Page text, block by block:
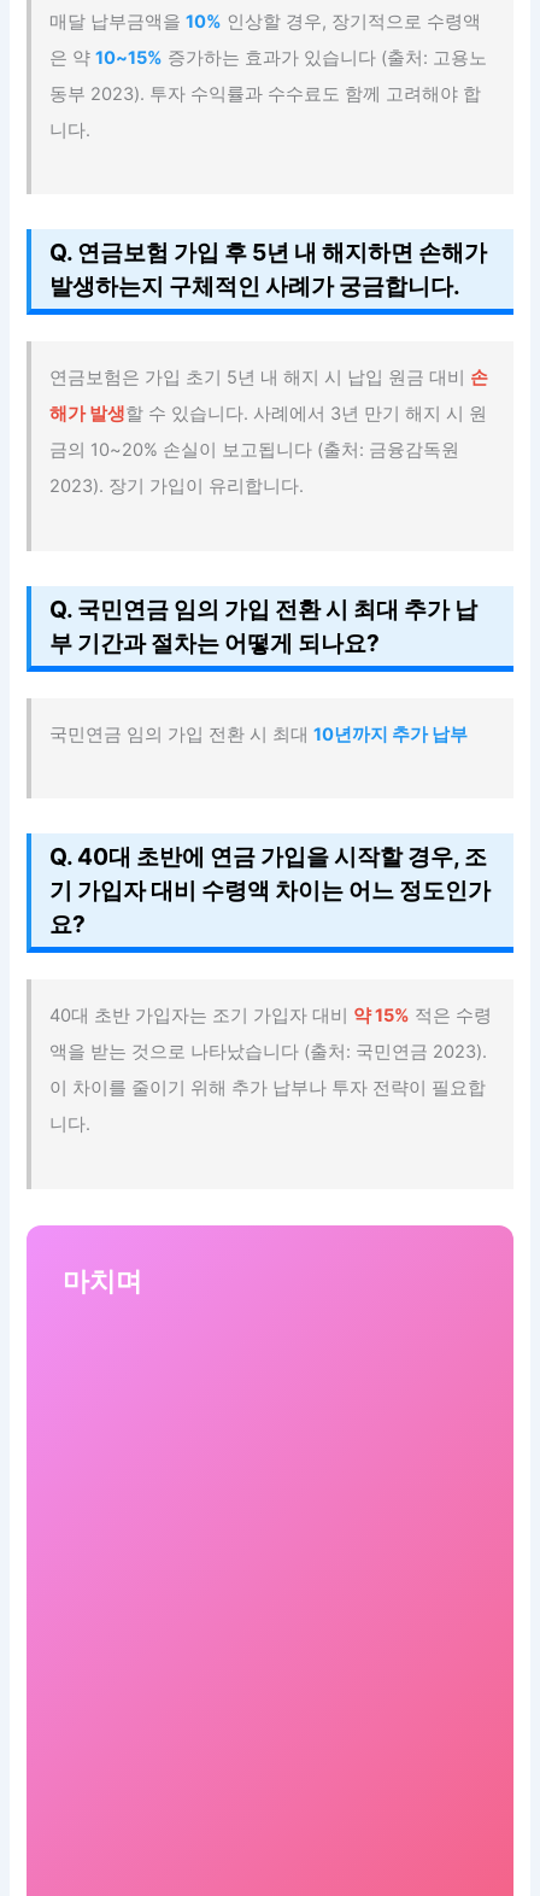
매달 납부금액을10% 인상할 경우, 장기적으로 수령액
은 약10~15% 증가하는 효과가 있습니다 (출처: 고용노
동부 2023). 투자 수익률과 수수료도 함께 고려해야 합
니다.
Q. 연금보험 가입 후 5년 내 해지하면 손해가
발생하는지 구체적인 사례가 궁금합니다.
연금보험은 가입 초기 5년 내 해지 시 납입 원금 대비 손
해가 발생할 수 있습니다. 사례에서 3년 만기 해지 시 원
금의 10~20% 손실이 보고됩니다 (출처: 금융감독원
2023). 장기 가입이 유리합니다.
Q. 국민연금 임의 가입 전환 시 최대 추가 납
부 기간과 절차는 어떻게 되나요?
국민연금 임의 가입 전환 시 최대10년까지 추가 납부
Q. 40대 초반에 연금 가입을 시작할 경우, 조
기 가입자 대비 수령액 차이는 어느 정도인가
요?
40대 초반 가입자는 조기 가입자 대비 약 15% 적은 수령
액을 받는 것으로 나타났습니다 (출처: 국민연금 2023).
이 차이를 줄이기 위해 추가 납부나 투자 전략이 필요합
니다.
마치며